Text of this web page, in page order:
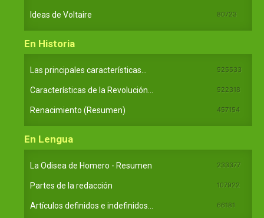
Ideas de Voltaire 80723
En Historia
Las principales características... 525533
Características de la Revolución... 522318
Renacimiento (Resumen) 457154
En Lengua
La Odisea de Homero - Resumen 233377
Partes de la redacción 107922
Artículos definidos e indefinidos... 66181